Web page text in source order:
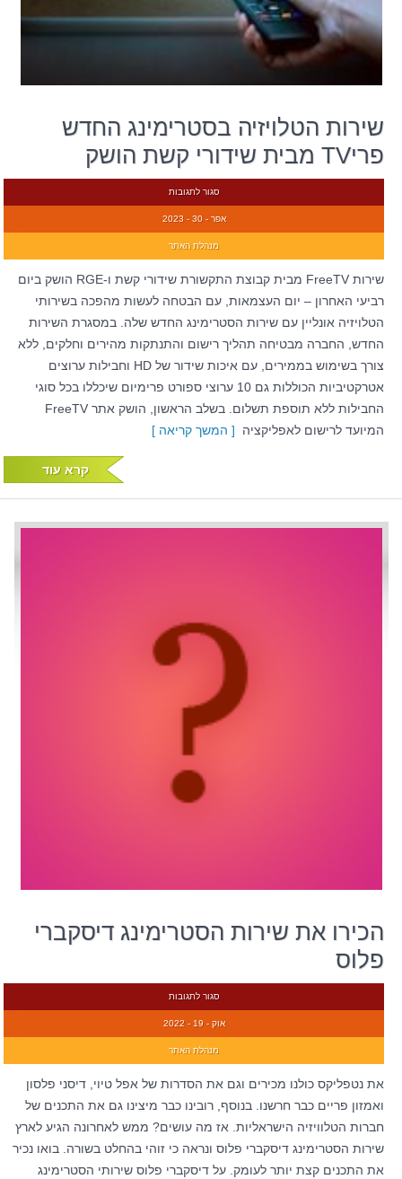
שירות הטלויזיה בסטרימינג החדש
פריTV מבית שידורי קשת הושק
סגור לתגובות
אפר - 30 - 2023
מנהלת האתר
שירות FreeTV מבית קבוצת התקשורת שידורי קשת ו-RGE הושק ביום
רביעי האחרון – יום העצמאות, עם הבטחה לעשות מהפכה בשירותי
הטלויזיה אונליין עם שירות הסטרימינג החדש שלה. במסגרת השירות
החדש, החברה מבטיחה תהליך רישום והתנתקות מהירים וחלקים, ללא
צורך בשימוש בממירים, עם איכות שידור של HD וחבילות ערוצים
אטרקטיביות הכוללות גם 10 ערוצי ספורט פרימיום שיכללו בכל סוגי
החבילות ללא תוספת תשלום. בשלב הראשון, הושק אתר FreeTV
המיועד לרישום לאפליקציה [ המשך קריאה ]
קרא עוד
הכירו את שירות הסטרימינג דיסקברי
פלוס
סגור לתגובות
אוק - 19 - 2022
מנהלת האתר
את נטפליקס כולנו מכירים וגם את הסדרות של אפל טיוי, דיסני פלסון
ואמזון פריים כבר חרשנו. בנוסף, רובינו כבר מיצינו גם את התכנים של
חברות הטלוויזיה הישראליות. אז מה עושים? ממש לאחרונה הגיע לארץ
שירות הסטרימינג דיסקברי פלוס ונראה כי זוהי בהחלט בשורה. בואו נכיר
את התכנים קצת יותר לעומק. על דיסקברי פלוס שירותי הסטרימינג